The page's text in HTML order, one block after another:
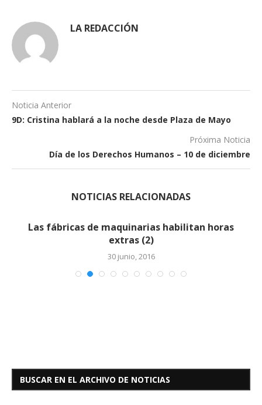
LA REDACCIÓN
Noticia Anterior
9D: Cristina hablará a la noche desde Plaza de Mayo
Próxima Noticia
Día de los Derechos Humanos – 10 de diciembre
NOTICIAS RELACIONADAS
Las fábricas de maquinarias habilitan horas
extras (2)
30 junio, 2016
BUSCAR EN EL ARCHIVO DE NOTICIAS